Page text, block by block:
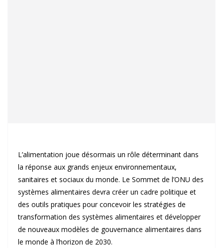
L’alimentation joue désormais un rôle déterminant dans
la réponse aux grands enjeux environnementaux,
sanitaires et sociaux du monde. Le Sommet de l’ONU des
systèmes alimentaires devra créer un cadre politique et
des outils pratiques pour concevoir les stratégies de
transformation des systèmes alimentaires et développer
de nouveaux modèles de gouvernance alimentaires dans
le monde à l’horizon de 2030.